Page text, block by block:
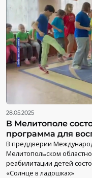
28.05.2025
В Мелитополе
программа для
В преддверии
Мелитопольском
реабилитации детей
«Солнце в ладошках»